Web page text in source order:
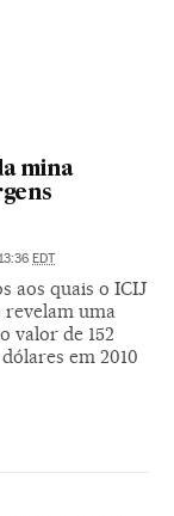
mina
EDT
aos quais o ICIJ
revelam uma
valor de 152
em 2010